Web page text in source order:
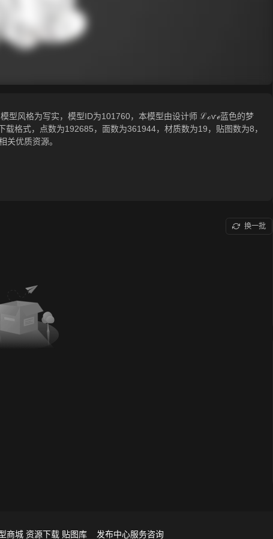
型风格为写实，模型ID为101760，本模型由设计师 ℒℴѵℯ蓝色的梦
格式，点数为192685，面数为361944，材质数为19，贴图数为8，
关优质资源。
换一批
商城 资源下载 贴图库 发布中心服务咨询